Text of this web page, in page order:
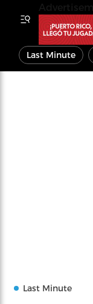
Last Minute
Last Minute